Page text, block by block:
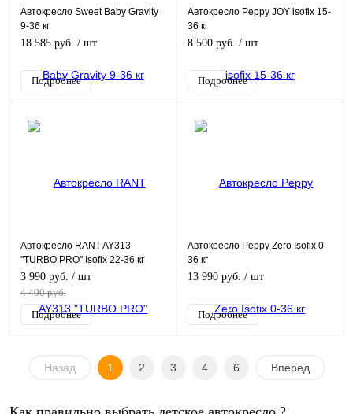
Автокресло Sweet Baby Gravity
9-36 кг
18 585 руб. / шт
Подробнее
Автокресло Peppy JOY isofix 15-
36 кг
8 500 руб. / шт
Подробнее
Автокресло RANT AY313
"TURBO PRO" Isofix 22-36 кг
3 990 руб. / шт
4 490 руб.
Подробнее
Автокресло Peppy Zero Isofix 0-
36 кг
13 990 руб. / шт
Подробнее
Назад 1 2 3 4 6 Вперед